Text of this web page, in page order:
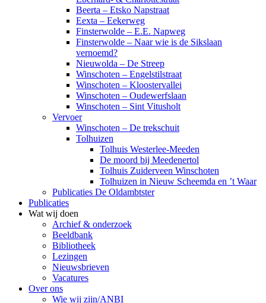
Beerta – Etsko Napstraat
Eexta – Eekerweg
Finsterwolde – E.E. Napweg
Finsterwolde – Naar wie is de Sikslaan
vernoemd?
Nieuwolda – De Streep
Winschoten – Engelstilstraat
Winschoten – Kloostervallei
Winschoten – Oudewerfslaan
Winschoten – Sint Vitusholt
Vervoer
Winschoten – De trekschuit
Tolhuizen
Tolhuis Westerlee-Meeden
De moord bij Meedenertol
Tolhuis Zuiderveen Winschoten
Tolhuizen in Nieuw Scheemda en ’t Waar
Publicaties De Oldambtster
Publicaties
Wat wij doen
Archief & onderzoek
Beeldbank
Bibliotheek
Lezingen
Nieuwsbrieven
Vacatures
Over ons
Wie wij zijn/ANBI